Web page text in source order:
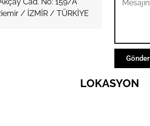
/ İZMİR / TÜRKİYE
Gönder
LOKASYON